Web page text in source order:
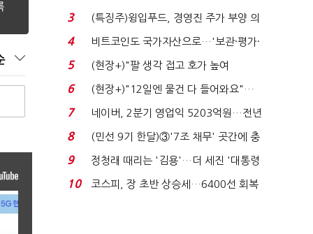
국전쟁’
3
(특징주)윙입푸드, 경영진 주가 부양 의
지에 상한가...
4
비트코인도 국가자산으로…'보관·평가·
처분' 기준은 ...
5
(현장+)"팔 생각 접고 호가 높여
요"…'덜 똘똘한 한 채' 20...
6
(현장+)"12일엔 물건 다 들어와요"…
빈 매대 채우며 문 연 ...
7
네이버, 2분기 영업익 5203억원…전년
비 0.2% 감소...
8
(민선 9기 한달)③'7조 채무' 곳간에 충
격…추미애, 20년...
9
정청래 때리는 '김용'…더 세진 '대통령
최측근' 입...
10
코스피, 장 초반 상승세…6400선 회복